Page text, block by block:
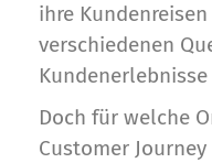
ihre
verschiedenen
Doch für welche
Customer